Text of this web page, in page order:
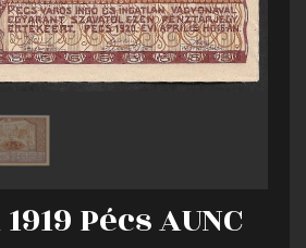
Pécs AUNC